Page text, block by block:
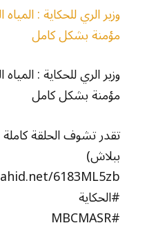
وزير الري للحكاية :
مؤمنة بشكل كامل
وزير الري للحكاية :
مؤمنة بشكل كامل
تقدر تشوف الحلقة
ببلاش)
6183ML5zb
#الحكاية
#MBCMASR